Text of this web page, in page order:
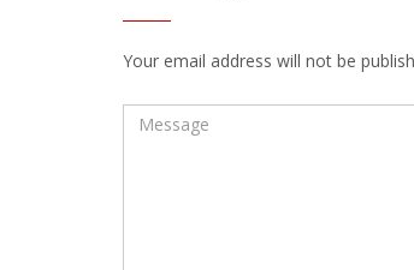
Your email address will not be